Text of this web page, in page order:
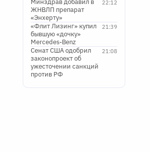
22:12
Минздрав добавил в
ЖНВЛП препарат
«Энхерту»
21:39
«Флит Лизинг» купил
бывшую «дочку»
Mercedes-Benz
21:08
Сенат США одобрил
законопроект об
ужесточении санкций
против РФ